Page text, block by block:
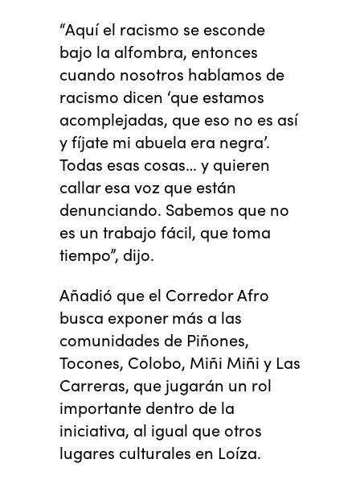
“Aquí el racismo se esconde
bajo la alfombra, entonces
cuando nosotros hablamos de
racismo dicen ‘que estamos
acomplejadas, que eso no es así
y fíjate mi abuela era negra’.
Todas esas cosas… y quieren
callar esa voz que están
denunciando. Sabemos que no
es un trabajo fácil, que toma
tiempo”, dijo.
Añadió que el Corredor Afro
busca exponer más a las
comunidades de Piñones,
Tocones, Colobo, Miñi Miñi y Las
Carreras, que jugarán un rol
importante dentro de la
iniciativa, al igual que otros
lugares culturales en Loíza.